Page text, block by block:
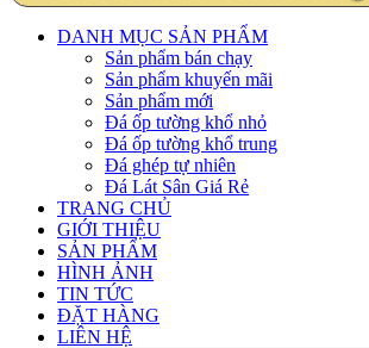
DANH MỤC SẢN PHẨM
Sản phẩm bán chạy
Sản phẩm khuyến mãi
Sản phẩm mới
Đá ốp tường khổ nhỏ
Đá ốp tường khổ trung
Đá ghép tự nhiên
Đá Lát Sân Giá Rẻ
TRANG CHỦ
GIỚI THIỆU
SẢN PHẨM
HÌNH ẢNH
TIN TỨC
ĐẶT HÀNG
LIÊN HỆ